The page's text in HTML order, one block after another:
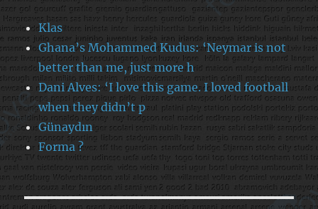
Klas
Ghana’s Mohammed Kudus: ‘Neymar is not
better than me, just more h
Dani Alves: ‘I love this game. I loved football
when they didn’t p
Günaydın
Forma ?